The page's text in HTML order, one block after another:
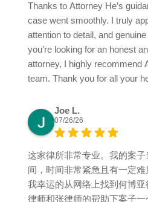
Thanks to Attorney He’s
case went smoothly. I truly
attention to detail, and
you’re looking for an honest
attorney, I highly recommend
team. Thank you for all your
Joe L.
07/26/26
这家律所非常专业。我的案
间，时间非常紧急且有一定
我幸运的从网络上找到何博
律师和张律师的帮助下案子